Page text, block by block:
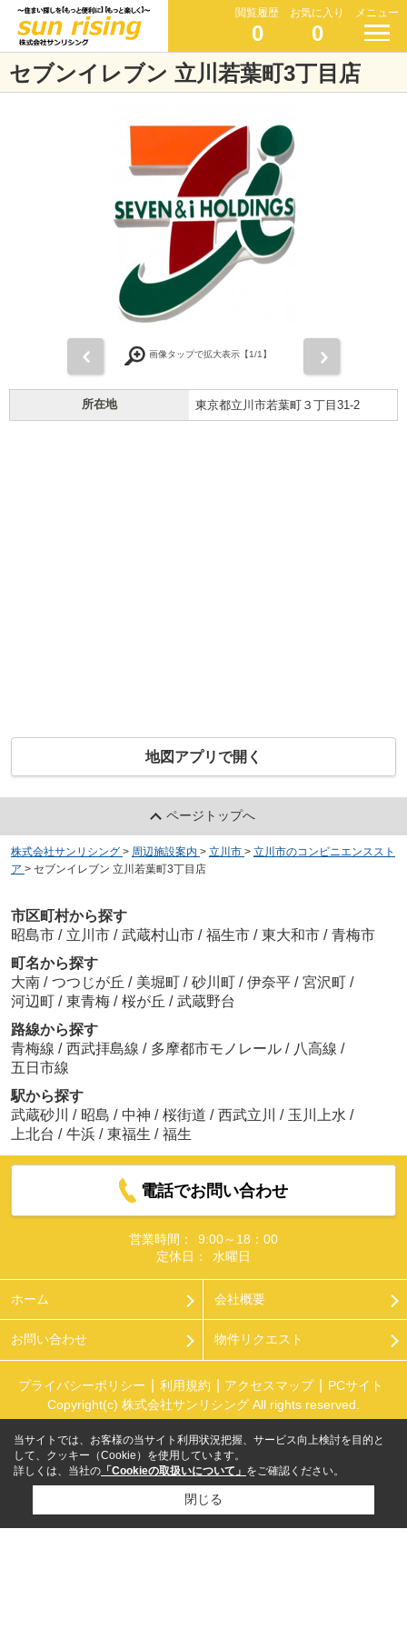
閲覧履歴
0
お気に入り
0
メニュー
セブンイレブン 立川若葉町3丁目店
画像タップで拡大表示【1/1】
所在地 東京都立川市若葉町３丁目31-2
地図アプリで開く
ページトップへ
株式会社サンリシング > 周辺施設案内 > 立川市 > 立川市のコンビニエンススト
ア > セブンイレブン 立川若葉町3丁目店
市区町村から探す
昭島市 / 立川市 / 武蔵村山市 / 福生市 / 東大和市 / 青梅市
町名から探す
大南 / つつじが丘 / 美堀町 / 砂川町 / 伊奈平 / 宮沢町 /
河辺町 / 東青梅 / 桜が丘 / 武蔵野台
路線から探す
青梅線 / 西武拝島線 / 多摩都市モノレール / 八高線 /
五日市線
駅から探す
武蔵砂川
/ 昭島 / 中神 / 桜街道 / 西武立川 / 玉川上水 /
上北台 / 牛浜 / 東福生 / 福生
電話でお問い合わせ
営業時間：
9:00～18：00
定休日：
水曜日
ホーム 会社概要
お問い合わせ 物件リクエスト
プライバシーポリシー 利用規約 アクセスマップ
PCサイト
Copyright(c) 株式会社サンリシング All rights reserved.
当サイトでは、お客様の当サイト利用状況把握、サービス向上検討を目的と
して、クッキー（Cookie）を使用しています。
詳しくは、当社の 「Cookieの取扱いについて」 をご確認ください。
閉じる